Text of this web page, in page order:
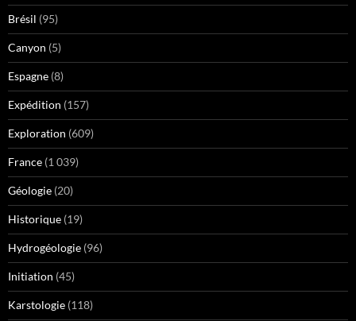
Brésil (95)
Canyon (5)
Espagne (8)
Expédition (157)
Exploration (609)
France (1 039)
Géologie (20)
Historique (19)
Hydrogéologie (96)
Initiation (45)
Karstologie (118)